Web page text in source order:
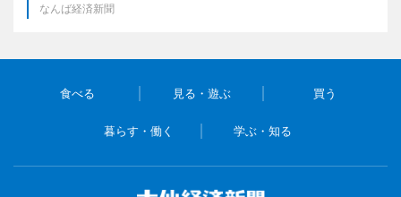
なんば経済新聞
食べる 見る・遊ぶ 買う
暮らす・働く 学ぶ・知る